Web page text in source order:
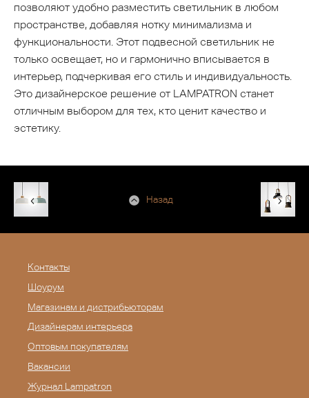
позволяют удобно разместить светильник в любом
пространстве, добавляя нотку минимализма и
функциональности. Этот подвесной светильник не
только освещает, но и гармонично вписывается в
интерьер, подчеркивая его стиль и индивидуальность.
Это дизайнерское решение от LAMPATRON станет
отличным выбором для тех, кто ценит качество и
эстетику.
Назад
Контакты
Шоурум
Магазинам и дистрибьюторам
Дизайнерам интерьера
Оптовым покупателям
Вакансии
Журнал Lampatron